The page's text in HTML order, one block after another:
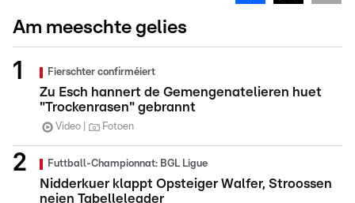
Am meeschte gelies
Fierschter confirméiert
Zu Esch hannert de Gemengenatelieren huet
"Trockenrasen" gebrannt
Video Fotoen
Futtball-Championnat: BGL Ligue
Nidderkuer klappt Opsteiger Walfer, Stroossen
neien Tabelleleader